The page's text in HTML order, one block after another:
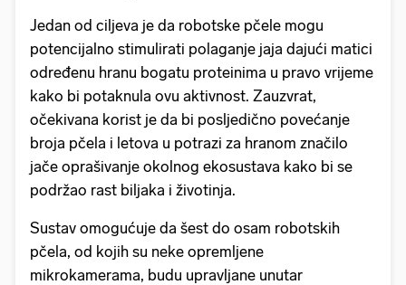
Jedan od ciljeva je da robotske pčele mogu
potencijalno stimulirati polaganje jaja dajući matici
određenu hranu bogatu proteinima u pravo vrijeme
kako bi potaknula ovu aktivnost. Zauzvrat,
očekivana korist je da bi posljedično povećanje
broja pčela i letova u potrazi za hranom značilo
jače oprašivanje okolnog ekosustava kako bi se
podržao rast biljaka i životinja.
Sustav omogućuje da šest do osam robotskih
pčela, od kojih su neke opremljene
mikrokamerama, budu upravljane unutar